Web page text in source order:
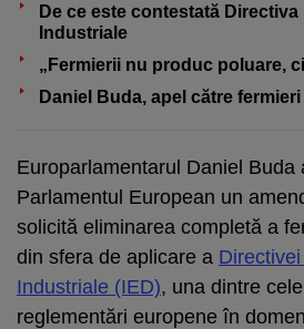
De ce este contestată
Industriale
„Fermierii nu produc poluare,
Daniel Buda, apel către fermieri
Europarlamentarul Daniel Buda
Parlamentul European un
solicită eliminarea completă a
din sfera de aplicare a
Industriale (IED), una dintre
reglementări europene în